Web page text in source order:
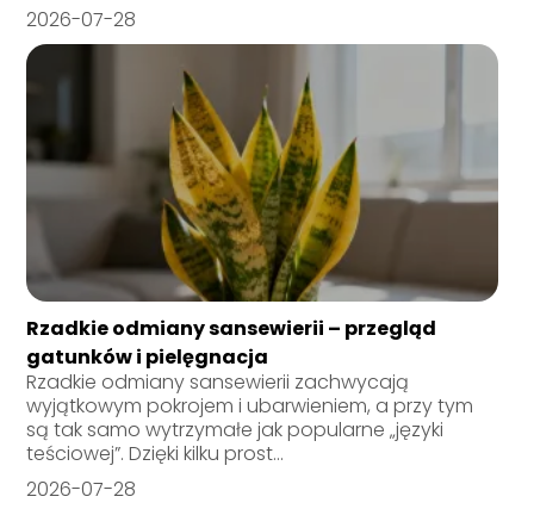
2026-07-28
Rzadkie odmiany sansewierii – przegląd
gatunków i pielęgnacja
Rzadkie odmiany sansewierii zachwycają
wyjątkowym pokrojem i ubarwieniem, a przy tym
są tak samo wytrzymałe jak popularne „języki
teściowej”. Dzięki kilku prost...
2026-07-28